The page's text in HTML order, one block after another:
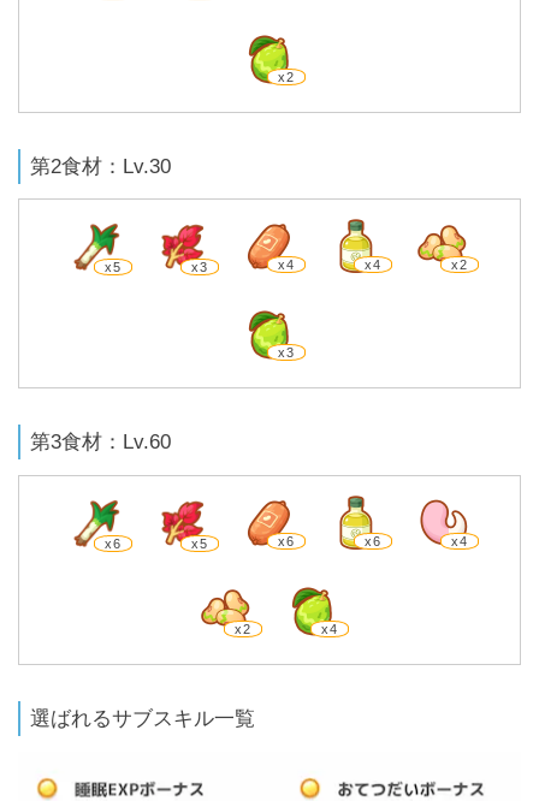
x2
第2食材：Lv.30
x5 x3 x4 x4 x2
x3
第3食材：Lv.60
x6 x5 x6 x6 x4
x2 x4
選ばれるサブスキル一覧